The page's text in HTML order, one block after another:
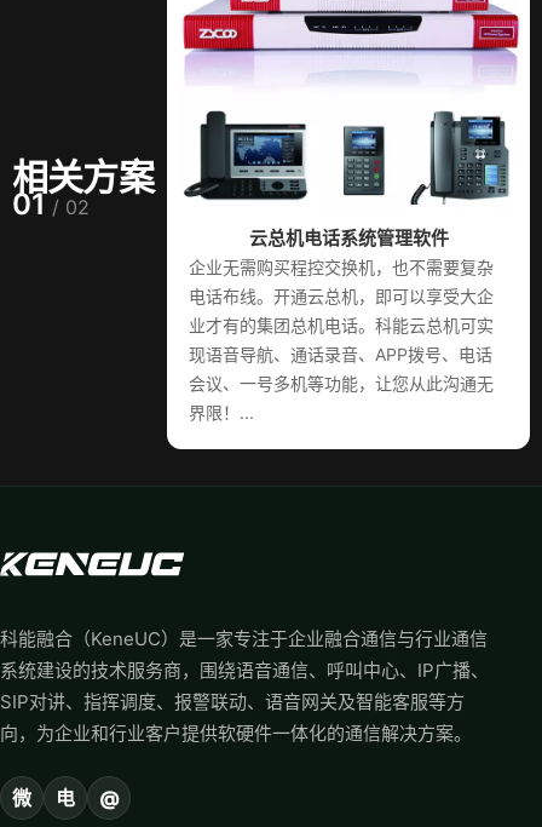
相关方案
01 / 02
云总机电话系统管理软件
企业无需购买程控交换机，也不需要复杂
电话布线。开通云总机，即可以享受大企
业才有的集团总机电话。科能云总机可实
现语音导航、通话录音、APP拨号、电话
会议、一号多机等功能，让您从此沟通无
界限！...
科能融合（KeneUC）是一家专注于企业融合通信与行业通信
系统建设的技术服务商，围绕语音通信、呼叫中心、IP广播、
SIP对讲、指挥调度、报警联动、语音网关及智能客服等方
向，为企业和行业客户提供软硬件一体化的通信解决方案。
微 电 @